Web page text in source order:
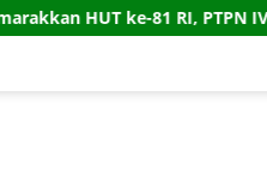
ke-81 RI, PTPN IV PalmCo